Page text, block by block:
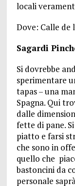
locali
Dove: Calle de
Sagardi
Si dovrebbe
sperimentare
tapas – una
Spagna. Qui
dalle
fette di pane.
piatto e farsi
che sono in
quello che
bastoncini da
personale